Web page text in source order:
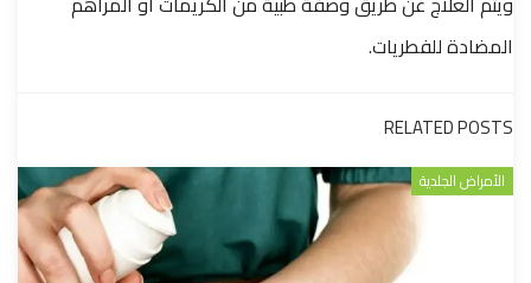
المضادة للفطريات.
RELATED POSTS
الأمراض الجلدية